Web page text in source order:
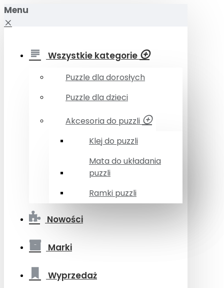
Menu
Wszystkie kategorie
Puzzle dla dorosłych
Puzzle dla dzieci
Akcesoria do puzzli
Klej do puzzli
Mata do układania
puzzli
Ramki puzzli
Nowości
Marki
Wyprzedaż